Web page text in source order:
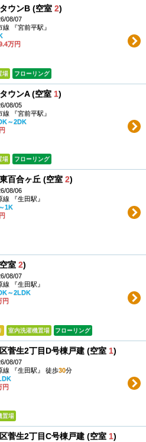
ウンB (空室 2)
08/07
『宮前平駅』
万円
場 フローリング
ウンA (空室 1)
08/05
『宮前平駅』
～2DK
場 フローリング
百合ヶ丘 (空室 2)
08/06
『生田駅』
1K
室 2)
08/07
『生田駅』
～2LDK
円
室内洗濯機置場 フローリング
菅生2丁目D号棟戸建 (空室 1)
08/07
線 『生田駅』 徒歩30分
円
置場
菅生2丁目C号棟戸建 (空室 1)